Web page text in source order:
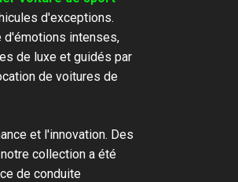
d'exceptions.
d'émotions intenses,
de luxe et guidés par
de voitures de
et l'innovation. Des
collection a été
de conduite